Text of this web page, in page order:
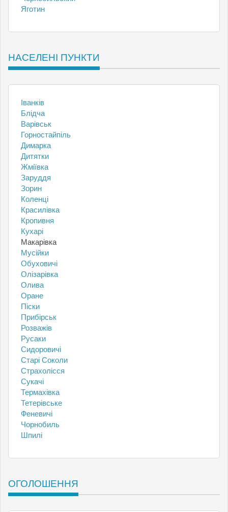
Яготин
НАСЕЛЕНІ ПУНКТИ
Іванків
Блідча
Варівськ
Горностайпіль
Димарка
Дитятки
Жміївка
Заруддя
Зорин
Коленці
Красилівка
Кропивня
Кухарі
Макарівка
Мусійки
Обуховичі
Олізарівка
Олива
Оране
Піски
Прибірськ
Розважів
Русаки
Сидоровичі
Старі Соколи
Страхолісся
Сукачі
Термахівка
Тетерівське
Феневичі
Чорнобиль
Шпилі
ОГОЛОШЕННЯ